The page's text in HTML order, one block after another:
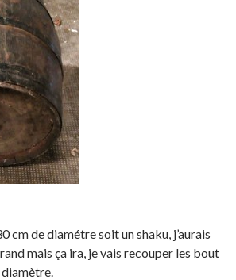
cm de diamétre soit un shaku, j’aurais
mais ça ira, je vais recouper les bout